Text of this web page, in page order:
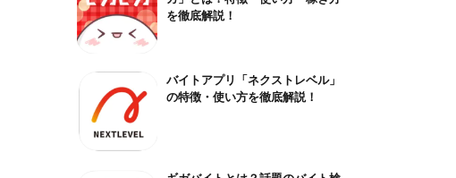
を徹底解説！
バイトアプリ「ネクストレベル」
の特徴・使い方を徹底解説！